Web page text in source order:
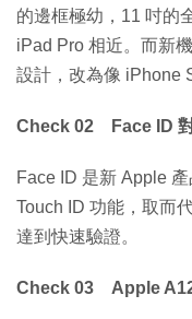
的邊框極幼，11 吋的
iPad Pro 相近。而新
設計，改為像 iPhone
Check 02 Face ID
Face ID 是新 Apple
Touch ID 功能，取而
達到快速驗證。
Check 03 Apple